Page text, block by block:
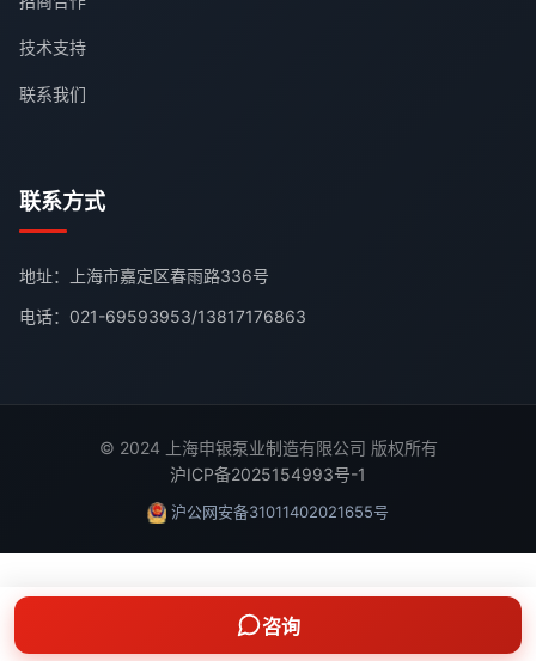
技术支持
联系我们
联系方式
地址：上海市嘉定区春雨路336号
电话： 021-69593953/13817176863
© 2024 上海申银泵业制造有限公司 版权所有
沪ICP备2025154993号-1
沪公网安备31011402021655号
咨询